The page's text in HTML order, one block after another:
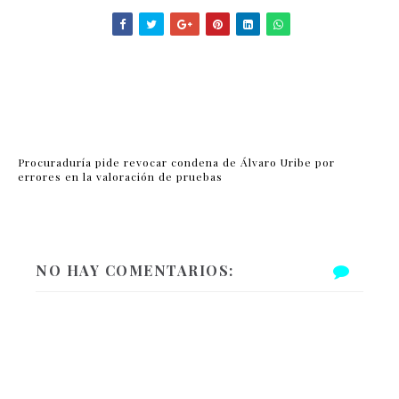
Procuraduría pide revocar condena de Álvaro Uribe por
errores en la valoración de pruebas
NO HAY COMENTARIOS: